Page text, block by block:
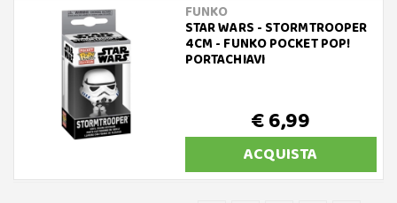
FUNKO
STAR WARS - STORMTROOPER
4CM - FUNKO POCKET POP!
PORTACHIAVI
€ 6,99
ACQUISTA